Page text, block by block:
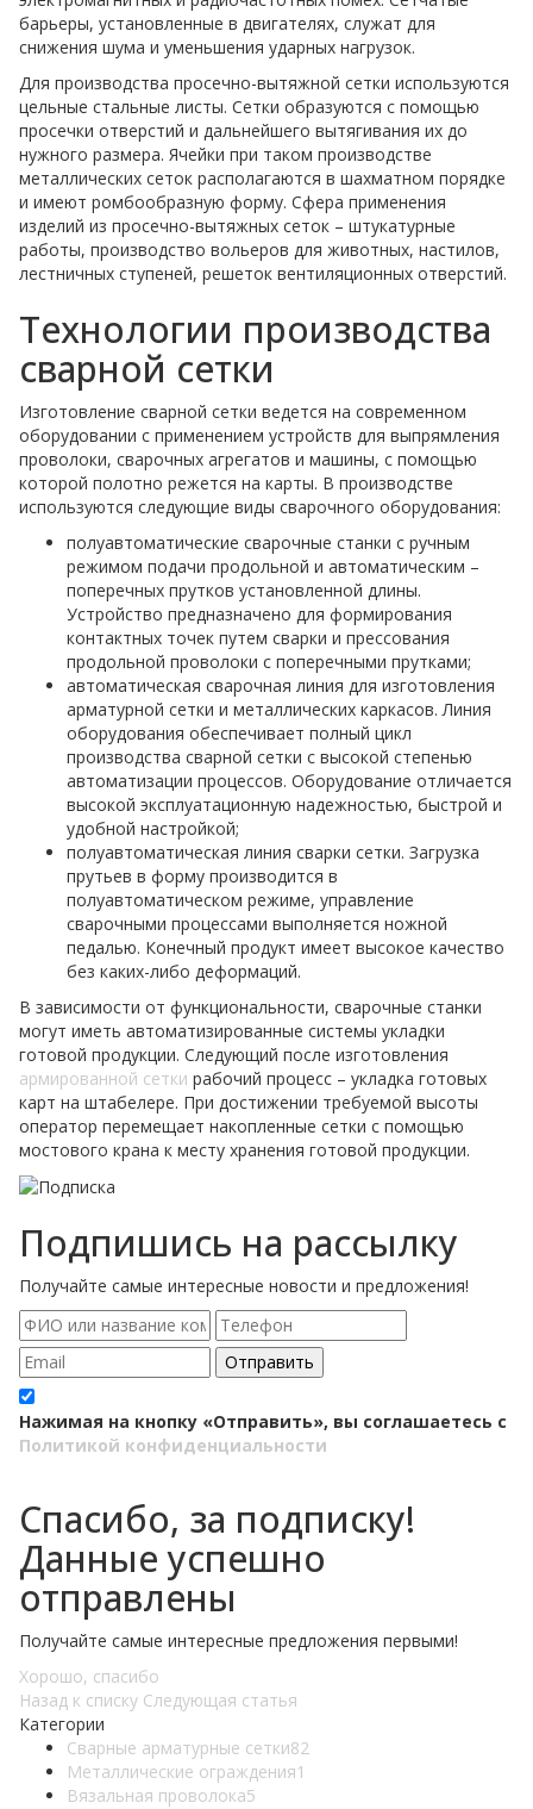
барьеры, установленные в двигателях, служат для
снижения шума и уменьшения ударных нагрузок.
Для производства просечно-вытяжной сетки используются
цельные стальные листы. Сетки образуются с помощью
просечки отверстий и дальнейшего вытягивания их до
нужного размера. Ячейки при таком производстве
металлических сеток располагаются в шахматном порядке
и имеют ромбообразную форму. Сфера применения
изделий из просечно-вытяжных сеток – штукатурные
работы, производство вольеров для животных, настилов,
лестничных ступеней, решеток вентиляционных отверстий.
Технологии производства
сварной сетки
Изготовление сварной сетки ведется на современном
оборудовании с применением устройств для выпрямления
проволоки, сварочных агрегатов и машины, с помощью
которой полотно режется на карты. В производстве
используются следующие виды сварочного оборудования:
полуавтоматические сварочные станки с ручным
режимом подачи продольной и автоматическим –
поперечных прутков установленной длины.
Устройство предназначено для формирования
контактных точек путем сварки и прессования
продольной проволоки с поперечными прутками;
автоматическая сварочная линия для изготовления
арматурной сетки и металлических каркасов. Линия
оборудования обеспечивает полный цикл
производства сварной сетки с высокой степенью
автоматизации процессов. Оборудование отличается
высокой эксплуатационную надежностью, быстрой и
удобной настройкой;
полуавтоматическая линия сварки сетки. Загрузка
прутьев в форму производится в
полуавтоматическом режиме, управление
сварочными процессами выполняется ножной
педалью. Конечный продукт имеет высокое качество
без каких-либо деформаций.
В зависимости от функциональности, сварочные станки
могут иметь автоматизированные системы укладки
готовой продукции. Следующий после изготовления
армированной сетки рабочий процесс – укладка готовых
карт на штабелере. При достижении требуемой высоты
оператор перемещает накопленные сетки с помощью
мостового крана к месту хранения готовой продукции.
Подпишись на рассылку
Получайте самые интересные новости и предложения!
Отправить
Нажимая на кнопку «Отправить», вы соглашаетесь с
Политикой конфиденциальности
Спасибо, за подписку!
Данные успешно
отправлены
Получайте самые интересные предложения первыми!
Хорошо, спасибо
Назад к списку Следующая статья
Категории
Сварные арматурные сетки82
Металлические ограждения1
Вязальная проволока5